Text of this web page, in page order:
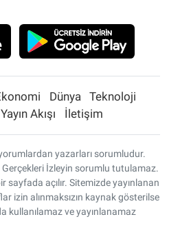
Dünya
Teknoloji
Yayın Akışı İletişim
yazarları sorumludur.
İzleyin sorumlu tutulamaz.
sayfada açılır. Sitemizde yayınlanan
izin alınmaksızın kaynak gösterilse
kullanılamaz ve yayınlanamaz